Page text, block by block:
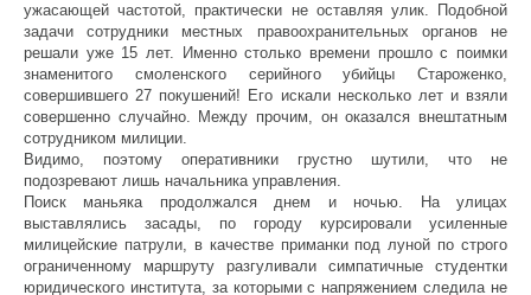
ужасающей частотой, практически не оставляя улик. Подобной
задачи сотрудники местных правоохранительных органов не
решали уже 15 лет. Именно столько времени прошло с поимки
знаменитого смоленского серийного убийцы Староженко,
совершившего 27 покушений! Его искали несколько лет и взяли
совершенно случайно. Между прочим, он оказался внештатным
сотрудником милиции.
Видимо, поэтому оперативники грустно шутили, что не
подозревают лишь начальника управления.
Поиск маньяка продолжался днем и ночью. На улицах
выставлялись засады, по городу курсировали усиленные
милицейские патрули, в качестве приманки под луной по строго
ограниченному маршруту разгуливали симпатичные студентки
юридического института, за которыми с напряжением следила не